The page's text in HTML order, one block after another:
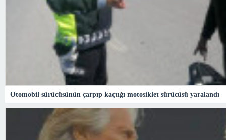
Otomobil sürücüsünün çarpıp kaçtığı motosiklet sürücüsü yaralandı